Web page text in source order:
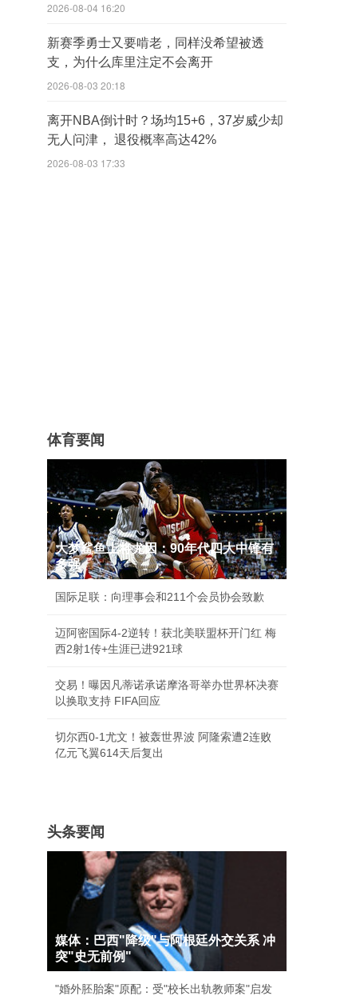
2026-08-04 16:20
新赛季勇士又要啃老，同样没希望被透
支，为什么库里注定不会离开
2026-08-03 20:18
离开NBA倒计时？场均15+6，37岁威少却
无人问津， 退役概率高达42%
2026-08-03 17:33
体育要闻
大梦鲨鱼上将尤因：90年代四大中锋有
多强
国际足联：向理事会和211个会员协会致歉
迈阿密国际4-2逆转！获北美联盟杯开门红 梅
西2射1传+生涯已进921球
交易！曝因凡蒂诺承诺摩洛哥举办世界杯决赛
以换取支持 FIFA回应
切尔西0-1尤文！被轰世界波 阿隆索遭2连败
亿元飞翼614天后复出
头条要闻
媒体：巴西"降级"与阿根廷外交关系 冲
突"史无前例"
"婚外胚胎案"原配：受"校长出轨教师案"启发